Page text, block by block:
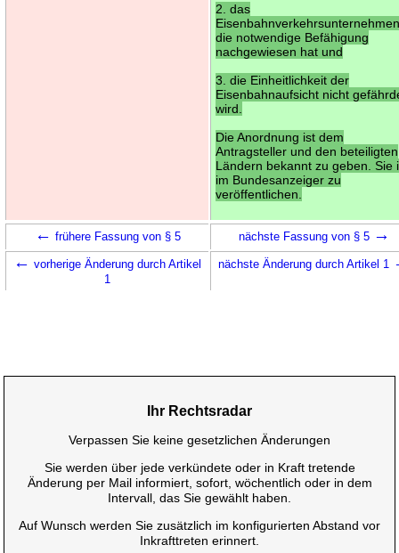
2. das
die notwendige Befähigung
nachgewiesen hat und
3. die Einheitlichkeit der
Eisenbahnaufsicht nicht
wird.
Die Anordnung ist dem
Antragsteller und den beteiligten
Ländern bekannt zu geben. Sie
im Bundesanzeiger zu
veröffentlichen.
← frühere Fassung von § 5 nächste Fassung von § 5 →
← vorherige Änderung durch Artikel
1
nächste Änderung durch Artikel 1
Ihr Rechtsradar
Verpassen Sie keine gesetzlichen Änderungen
Sie werden über jede verkündete oder in Kraft tretende
Änderung per Mail informiert, sofort, wöchentlich oder in dem
Intervall, das Sie gewählt haben.
Auf Wunsch werden Sie zusätzlich im konfigurierten Abstand vor
Inkrafttreten erinnert.